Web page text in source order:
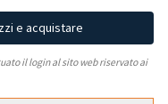
e acquistare
il login al sito web riservato ai